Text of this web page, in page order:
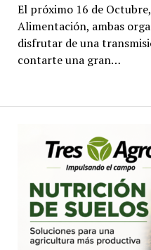
El próximo 16 de
Alimentación, ambas
disfrutar de una
contarte una gran…